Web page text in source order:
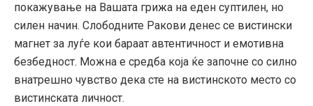
покажување на Вашата грижа на еден суптилен, но
силен начин. Слободните Ракови денес се вистински
магнет за луѓе кои бараат автентичност и емотивна
безбедност. Можна е средба која ќе започне со силно
внатрешно чувство дека сте на вистинското место со
вистинската личност.